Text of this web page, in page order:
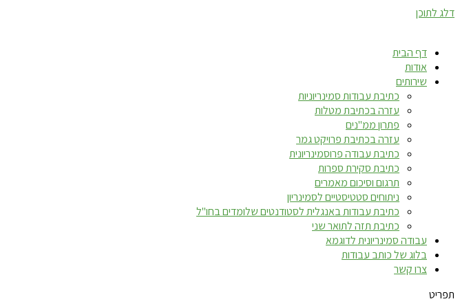
דלג לתוכן
דף הבית
אודות
שירותים
כתיבת עבודות סמינריוניות
עזרה בכתיבת מטלות
פתרון ממ"נים
עזרה בכתיבת פרויקט גמר
כתיבת עבודה פרוסמינריונית
כתיבת סקירת ספרות
תרגום וסיכום מאמרים
ניתוחים סטטיסטיים לסמינריון
כתיבת עבודות באנגלית לסטודנטים שלומדים בחו"ל
כתיבת תזה לתואר שני
עבודה סמינריונית לדוגמא
בלוג של כותב עבודות
צרו קשר
תפריט